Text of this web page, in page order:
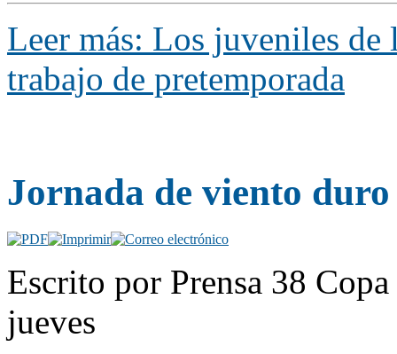
Leer más: Los juveniles
trabajo de pretemporada
Jornada de viento
Escrito por Prensa 38
jueves